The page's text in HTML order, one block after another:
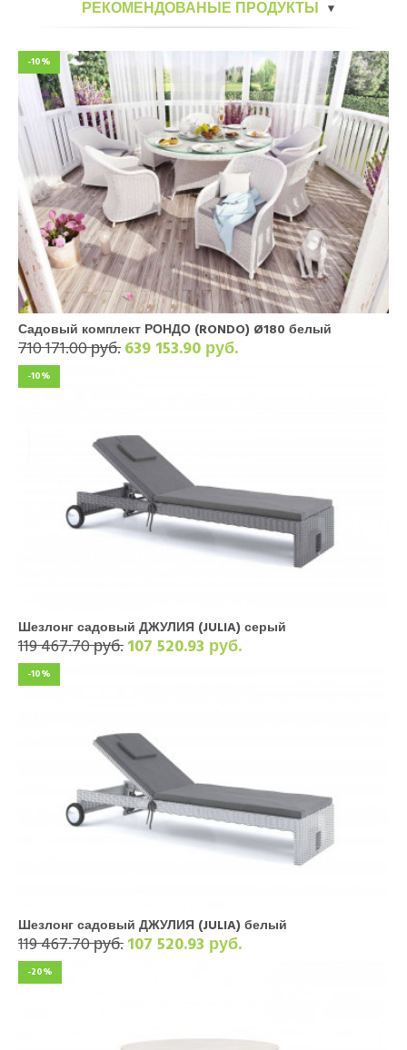
РЕКОМЕНДОВАНЫЕ ПРОДУКТЫ
-10%
Садовый комплект РОНДО (RONDO) Ø180 белый
710 171.00 руб.639 153.90 руб.
-10%
Шезлонг садовый ДЖУЛИЯ (JULIA) серый
119 467.70 руб.107 520.93 руб.
-10%
Шезлонг садовый ДЖУЛИЯ (JULIA) белый
119 467.70 руб.107 520.93 руб.
-20%